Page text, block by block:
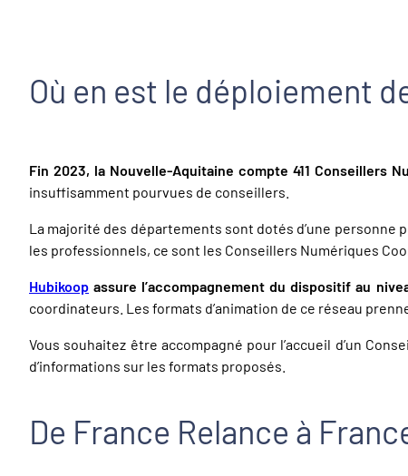
Où en est le déploiement
Fin 2023, la Nouvelle-Aquitaine compte 411 Conseillers
insuffisamment pourvues de conseillers.
La majorité des départements sont dotés d’une
les professionnels, ce sont les Conseillers Numériques
Hubikoop assure l’accompagnement du dispositif au
coordinateurs. Les formats d’animation de ce réseau
Vous souhaitez être accompagné pour l’accueil d’un
d’informations sur les formats proposés.
De France Relance à